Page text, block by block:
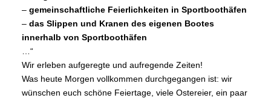
– gemeinschaftliche Feierlichkeiten in Sportboothäfen
– das Slippen und Kranen des eigenen Bootes
innerhalb von Sportboothäfen
…“
Wir erleben aufgeregte und aufregende Zeiten!
Was heute Morgen vollkommen durchgegangen ist: wir
wünschen euch schöne Feiertage, viele Ostereier, ein paar